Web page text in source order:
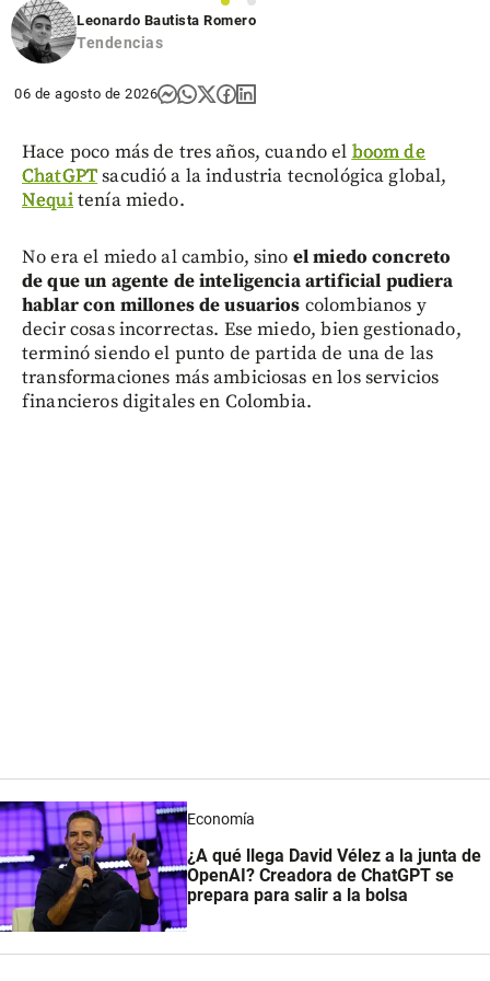
1
2
Leonardo Bautista Romero
Tendencias
06 de agosto de 2026
Hace poco más de tres años, cuando el boom de
ChatGPTsacudió a la industria tecnológica global,
Nequitenía miedo.
No era el miedo al cambio, sino el miedo concreto
de que un agente de inteligencia artificial pudiera
hablar con millones de usuarios colombianos y
decir cosas incorrectas. Ese miedo, bien gestionado,
terminó siendo el punto de partida de una de las
transformaciones más ambiciosas en los servicios
financieros digitales en Colombia.
Economía
¿A qué llega David Vélez a la junta de
OpenAI? Creadora de ChatGPT se
prepara para salir a la bolsa